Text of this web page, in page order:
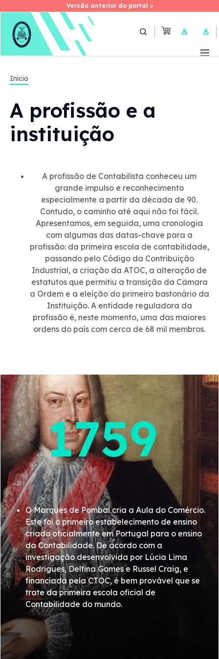
Skip
Versão anterior do portal >
Versão anterior do portal >
User
Início
A profissão e a
instituição
A profissão de Contabilista conheceu um
grande impulso e reconhecimento
especialmente a partir da década de 90.
Contudo, o caminho até aqui não foi fácil.
Apresentamos, em seguida, uma cronologia
com algumas das datas-chave para a
profissão: da primeira escola de contabilidade,
passando pelo Código da Contribuição
Industrial, a criação da ATOC, a alteração de
estatutos que permitiu a transição da Câmara
a Ordem e a eleição do primeiro bastonário da
Instituição. A entidade reguladora da
profissão é, neste momento, uma das maiores
ordens do país com cerca de 68 mil membros.
2024
16 de janeiro - A Benedita, vila do município de
Alcobaça, acolheu a primeira conferência
subordinada ao tema «As empresas e os
contabilistas como parceiros estratégicos – Desafios
e oportunidades.»
1 de março - Entrou em vigor o novo Estatuto da
Ordem dos Contabilistas Certificados (EOCC), na
sequência da publicação da Lei n.º 68/2023, de 7
de dezembro, que altera o EOCC.
1 de abril - Sete dos oito regulamentos sujeitos a
discussão pública foram publicados em «Diário da
República», passando, desde logo, a vigorar. Fica a
9 de maio - O 1.º Fórum das Ordens Profissionais,
organizado pelo Conselho Nacional das Ordens
Profissionais, teve lugar a 9 de maio, no salão nobre
do Instituto Superior Técnico, em Lisboa. A
bastonária Paula Franco participou no segundo
painel sobre os estágios profissionais.
27 de maio - Especialistas da Europa e do Norte de
África, participaram na conferência «O relato de
sustentabilidade no Mediterrâneo», que se realizou
no auditório da Ordem, em Lisboa.
21 de junho - Nono ato eleitoral da vida da Ordem,
antecipado por via da nova configuração
estatutária. Paula Franco é reeleita com 97,3 por
cento dos votos
11 de julho - A Ordem disponibilizou o Portal da
Inscrição que permite a formalização online das
candidaturas aos três modelos de acesso surgidos
na sequência da alteração do estatuto e após a
entrada em vigor do regulamento de inscrição, no
dia 1.
Imagem
1759
O Marquês de Pombal cria a Aula do Comércio.
Este foi o primeiro estabelecimento de ensino
criado oficialmente em Portugal para o ensino
da Contabilidade. De acordo com a
investigação desenvolvida por Lúcia Lima
Rodrigues, Delfina Gomes e Russel Craig, e
financiada pela CTOC, é bem provável que se
trate da primeira escola oficial de
Contabilidade do mundo.
Imagem